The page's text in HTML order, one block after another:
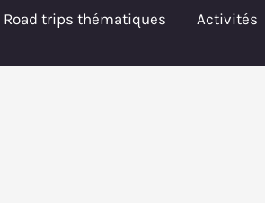
Road trips thématiques
Activités
Rechercher